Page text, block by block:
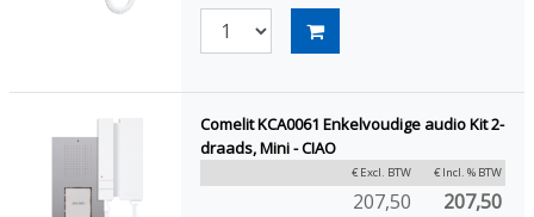
Comelit KCA0061 Enkelvoudige audio Kit 2-
draads, Mini - CIAO
€ Excl. BTW € Incl. % BTW
207,50 207,50